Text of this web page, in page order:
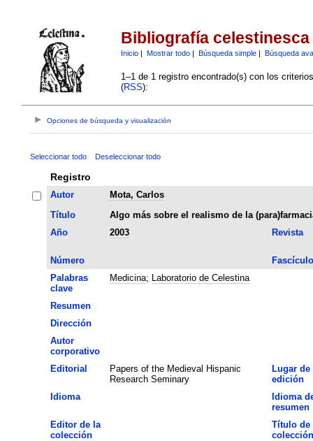
Bibliografía celestinesca
Inicio| Mostrar todo| Búsqueda simple| Búsqueda
1–1 de 1 registro encontrado(s) con los
(RSS):
Opciones de búsqueda y visualización
Seleccionar todo Deseleccionar todo
Registro
Autor
Mota, Carlos
Título
Algo más sobre el realismo de la
Año
2003 Revista
Número
Fascículo
Palabras
clave
Medicina; Laboratorio de Celestina
Resumen
Dirección
Autor
corporativo
Editorial
Papers of the Medieval Hispanic
Research Seminary
Lugar de
edición
Idioma
Idioma
resumen
Editor de la
colección
Título de
colección